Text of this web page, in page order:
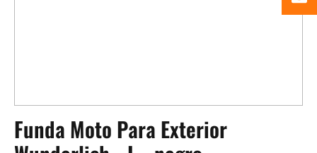
Funda Moto Para Exterior